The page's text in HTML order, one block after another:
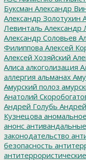
Буксман Александр
Александр Золотухин
Левинталь Александр
Александр Соловьев
Филиппова Алексей
Алексей Хозяйский
Алиса алкоголизация
аллергия альманах
Амурский полоз
Анатолий
Андрей Голубь
Кузнецова
анонс
законодательство
безопасность